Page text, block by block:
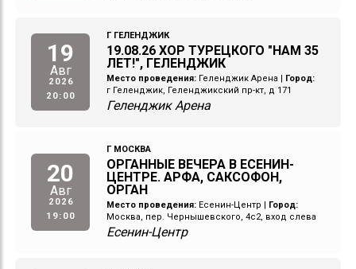
19
Авг
2026
20:00
Г ГЕЛЕНДЖИК
19.08.26 ХОР ТУРЕЦКОГО "НАМ 35
ЛЕТ!", ГЕЛЕНДЖИК
Место проведения: Геленджик Арена | Город:
г Геленджик, Геленджикский пр-кт, д 171
Геленджик Арена
20
Авг
2026
19:00
Г МОСКВА
ОРГАННЫЕ ВЕЧЕРА В ЕСЕНИН-
ЦЕНТРЕ. АРФА, САКСОФОН,
ОРГАН
Место проведения: Есенин-Центр | Город:
Москва, пер. Чернышевского, 4с2, вход слева
Есенин-Центр